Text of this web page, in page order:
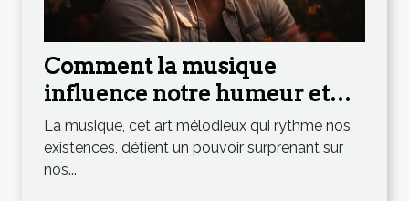
Comment la musique
influence notre humeur et
notre bien-être
La musique, cet art mélodieux qui rythme nos
existences, détient un pouvoir surprenant sur
nos...